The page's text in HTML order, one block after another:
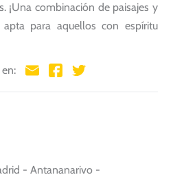
¡Una combinación de paisajes y
apta para aquellos con espíritu
- Antananarivo -